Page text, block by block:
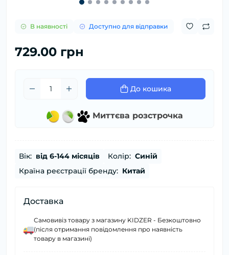
В наявності Доступно для відправки
729.00 грн
До кошика
Миттєва розстрочка
Вік: від 6-144 місяців Колір: Синій
Країна реєстрації бренду: Китай
Доставка
Самовивіз товару з магазину KIDZER - Безкоштовно
(після отримання повідомлення про наявність
товару в магазині)